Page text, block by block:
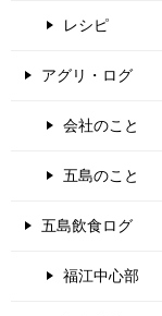
レシピ
アグリ・ログ
会社のこと
五島のこと
五島飲食ログ
福江中心部